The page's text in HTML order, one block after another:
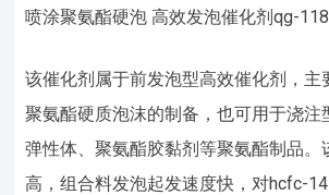
喷涂聚氨酯硬泡 高效发泡催化剂qg-118
该催化剂属于前发泡型高效催化剂，主
聚氨酯硬质泡沫的制备，也可用于浇注
弹性体、聚氨酯胶黏剂等聚氨酯制品。
高，组合料发泡起发速度快，对hcfc-